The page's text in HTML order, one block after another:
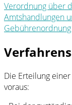
Verordnung über
Amtshandlungen
Gebührenordnung
Die Erteilung
voraus: